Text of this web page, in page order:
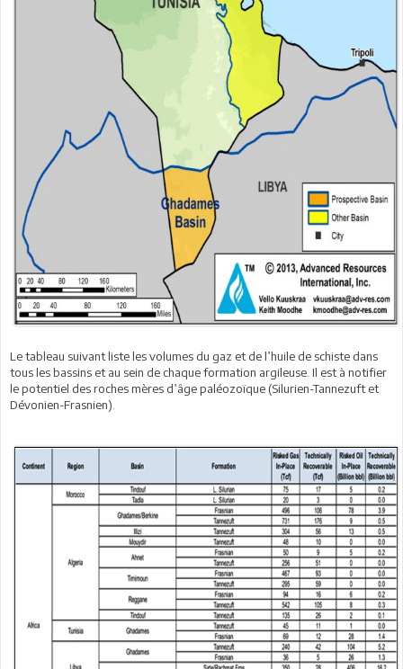
Le tableau suivant liste les volumes du gaz et de l’huile de schiste dans
tous les bassins et au sein de chaque formation argileuse. Il est à notifier
le potentiel des roches mères d’âge paléozoïque (Silurien-Tannezuft et
Dévonien-Frasnien).